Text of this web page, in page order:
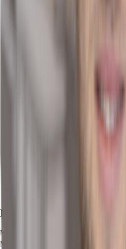
Marktinformationen
Mietmarkt
Maxvorstadt, München